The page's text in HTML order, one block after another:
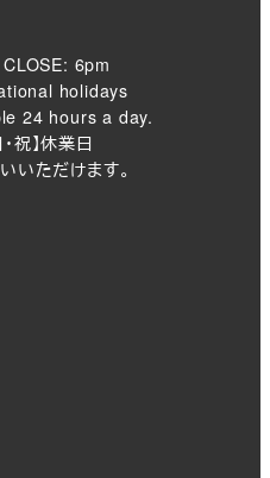
6pm
holidays
24 hours a day.
祝】休業日
いただけます。